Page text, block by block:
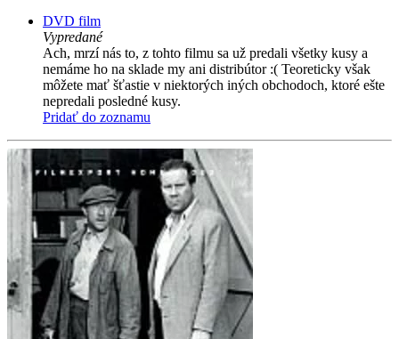
DVD film
Vypredané
Ach, mrzí nás to, z tohto filmu sa už predali všetky kusy a
nemáme ho na sklade my ani distribútor :( Teoreticky však
môžete mať šťastie v niektorých iných obchodoch, ktoré ešte
nepredali posledné kusy.
Pridať do zoznamu